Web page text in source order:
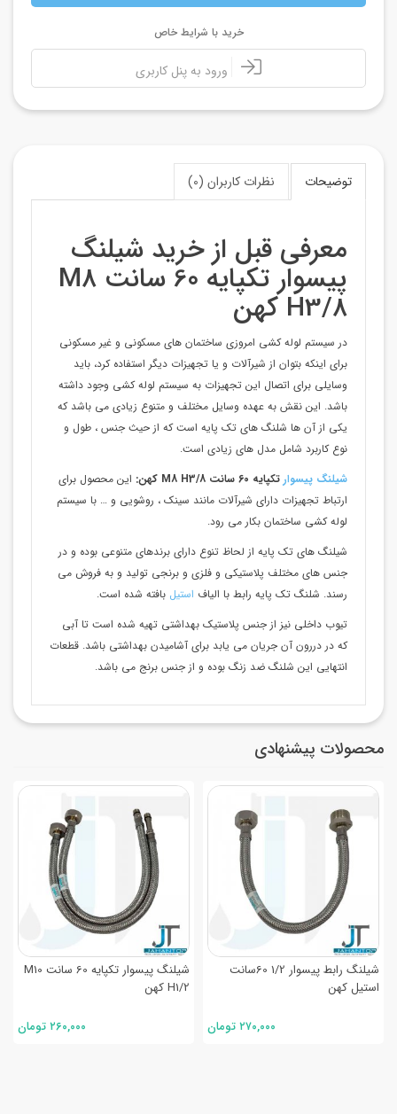
خرید با شرایط خاص
ورود به پنل کاربری
توضیحات نظرات کاربران (0)
معرفی قبل از خرید شیلنگ
پیسوار تکپایه 60 سانت M8
H3/8 کهن
در سیستم لوله کشی امروزی ساختمان های مسکونی و غیر مسکونی
برای اینکه بتوان از شیرآلات و یا تجهیزات دیگر استفاده کرد، باید
وسایلی برای اتصال این تجهیزات به سیستم لوله کشی وجود داشته
باشد. این نقش به عهده وسایل مختلف و متنوع زیادی می باشد که
یکی از آن ها شلنگ های تک پایه است که از حیث جنس ، طول و
نوع کاربرد شامل مدل های زیادی است.
شیلنگ پیسوار تکپایه 60 سانت M8 H3/8 کهن:
این محصول برای
ارتباط تجهیزات دارای شیرآلات مانند سینک ، روشویی و … با سیستم
لوله کشی ساختمان بکار می رود.
شیلنگ های تک پایه از لحاظ تنوع دارای برندهای متنوعی بوده و در
جنس های مختلف پلاستیکی و فلزی و برنجی تولید و به فروش می
رسند. شلنگ تک پایه رابط با الیاف استیل بافته شده است.
تیوب داخلی نیز از جنس پلاستیک بهداشتی تهیه شده است تا آبی
که در دررون آن جریان می یابد برای آشامیدن بهداشتی باشد. قطعات
انتهایی این شلنگ ضد زنگ بوده و از جنس برنج می باشد.
محصولات پیشنهادی
شیلنگ پیسوار تکپایه 60 سانت M10
H1/2 کهن
۲۶۰,۰۰۰ تومان
شیلنگ رابط پیسوار 1/2 60سانت
استیل کهن
۲۷۰,۰۰۰ تومان